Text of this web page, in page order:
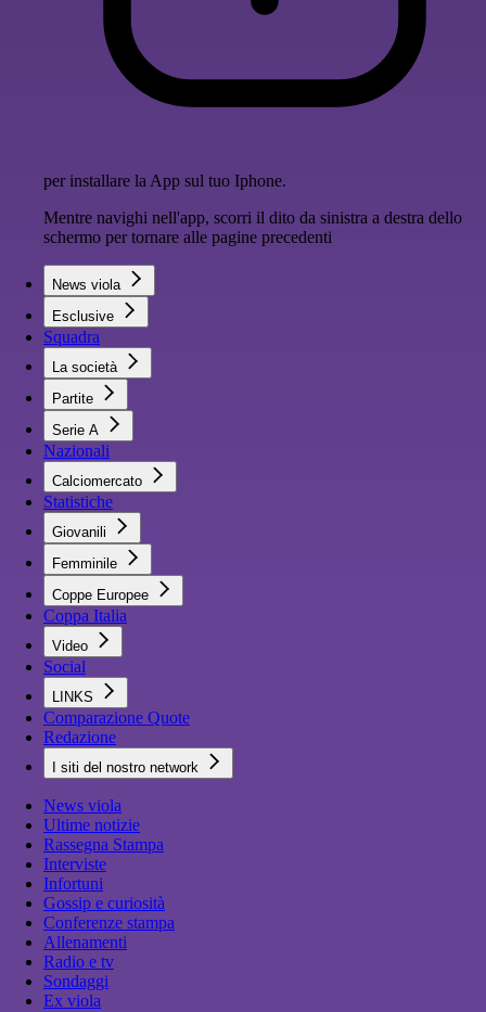
per installare la App sul tuo Iphone.
Mentre navighi nell'app, scorri il dito da sinistra a destra dello
schermo per tornare alle pagine precedenti
News viola
Esclusive
Squadra
La società
Partite
Serie A
Nazionali
Calciomercato
Statistiche
Giovanili
Femminile
Coppe Europee
Coppa Italia
Video
Social
LINKS
Comparazione Quote
Redazione
I siti del nostro network
News viola
Ultime notizie
Rassegna Stampa
Interviste
Infortuni
Gossip e curiosità
Conferenze stampa
Allenamenti
Radio e tv
Sondaggi
Ex viola